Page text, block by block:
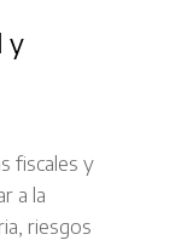
y
fiscales y
a la
riesgos